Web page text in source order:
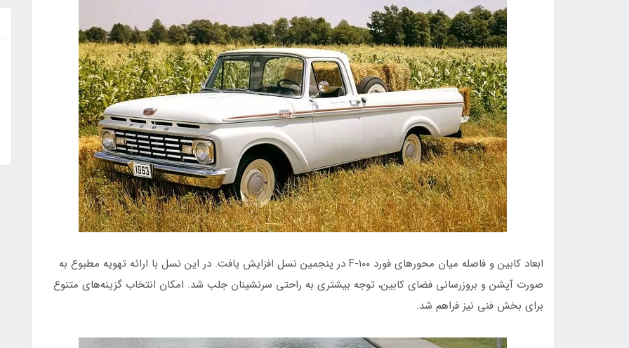
ابعاد کابین و فاصله میان محورهای فورد F-100 در پنجمین نسل افزایش یافت. در این نسل با ارائه تهویه مطبوع به
صورت آپشن و بروزرسانی فضای کابین، توجه بیشتری به راحتی سرنشینان جلب شد. امکان انتخاب گزینه‌های متنوع
برای بخش فنی نیز فراهم شد.